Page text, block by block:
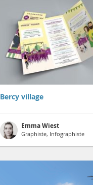
Bercy village
Emma Wiest
Graphiste, Infographiste